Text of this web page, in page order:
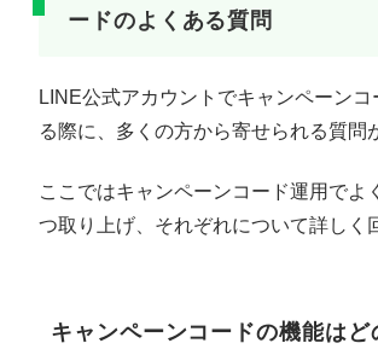
ードのよくある質問
LINE公式アカウントでキャンペーンコ
る際に、多くの方から寄せられる質問
ここではキャンペーンコード運用でよ
つ取り上げ、それぞれについて詳しく
キャンペーンコードの機能はど